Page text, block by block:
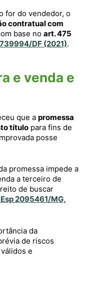
for do vendedor, o
contratual com
base no art. 475
DF (2021).
e venda e
que a promessa
título para fins de
posse
promessa impede a
a terceiro de
de buscar
2095461/MG,
da
de riscos
e